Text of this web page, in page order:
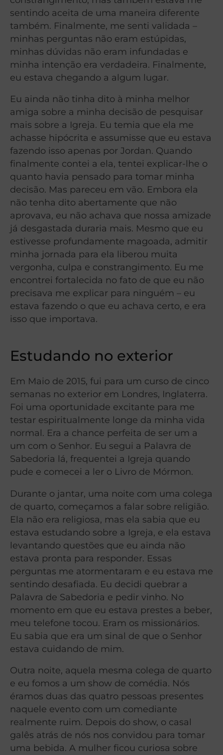
sentindo aceita de uma maneira diferente
também. Finalmente, me senti validada –
minhas perguntas não eram estúpidas,
minhas dúvidas não eram infundadas e
minha intenção era verdadeira. Finalmente,
eu estava chegando a algum lugar.
Eu ainda não tinha dito à minha melhor
amiga sobre a minha decisão de pesquisar
mais sobre a Igreja. Eu temia que ela me
achasse hipócrita e assumisse que eu estava
fazendo isso apenas por Jordan. Quando
finalmente contei a ela, tentei explicar-lhe o
quanto havia pensado para tomar minha
decisão. Mas pareceu em vão. Embora ela
não tenha dito abertamente que não
aprovava, eu não achava que nossa amizade
já desgastada duraria mais. Mesmo que eu
estivesse profundamente magoada, admitir
minha jornada para ela liberou muita
vergonha, culpa e constrangimento. Eu me
encontrei fortalecida no fato de que eu não
precisava me explicar para ninguém – eu
estava fazendo o que eu achava certo, e era
isso que importava.
Estudando no exterior
Em Maio de 2015, fui para um curso de cinco
semanas no exterior em Londres, Inglaterra.
Foi uma oportunidade excitante para me
testar espiritualmente longe da minha vida
normal. Era a chance perfeita de ser um a
um com o Senhor. Eu segui a Palavra de
Sabedoria lá, frequentei a Igreja quando
pude e comecei a ler o Livro de Mórmon.
Durante o jantar, uma noite com uma colega
de quarto, começamos a falar sobre religião.
Ela não era religiosa, mas ela sabia que eu
estava estudando sobre a Igreja, e ela estava
levantando questões que eu ainda não
estava pronta para responder. Essas
perguntas me atormentaram e eu estava me
sentindo desafiada. Eu decidi quebrar a
Palavra de Sabedoria e pedir vinho. No
momento em que eu estava prestes a beber,
meu telefone tocou. Eram os missionários.
Eu sabia que era um sinal de que o Senhor
estava cuidando de mim.
Outra noite, aquela mesma colega de quarto
e eu fomos a um show de comédia. Nós
éramos duas das quatro pessoas presentes
naquele evento com um comediante
realmente ruim. Depois do show, o casal
galês atrás de nós nos convidou para tomar
uma bebida. A mulher ficou curiosa sobre